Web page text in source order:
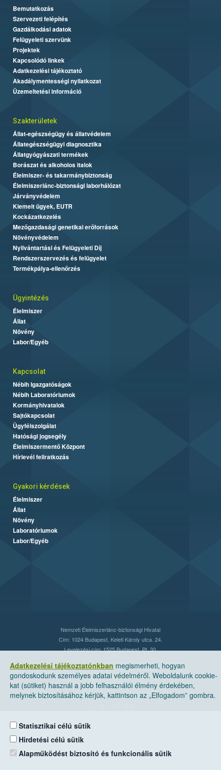
Adatkezelési tájékoztatónkban megismerheti, hogyan
gondoskodunk személyes adatai védelméről. Weboldalunk cookie-
kat (sütiket) használ a jobb felhasználói élmény érdekében,
melynek biztosításához kérjük, kattintson az „Elfogadom” gombra.
Statisztikai célú sütik
Hirdetési célú sütik
Alapműködést biztosító és funkcionális sütik
Bemutatkozás
Szervezeti felépítés
Gazdálkodási adatok
Felügyeleti szervünk
Projektek
Kapcsolódó linkek
Adatkezelési tájékoztató
Akadálymentességi nyilatkozat
Üzemeltetési információ
Szakterületek
Állat-egészségügy és állatvédelem
Állategészségügyi diagnosztika
Állatgyógyászati termékek
Borászat és alkoholos italok
Élelmiszer- és takarmánybiztonság
Élelmiszerlánc-biztonsági laborhálózat
Járványvédelem
Kiemelt ügyek, EUTR
Kockázatkezelés
Mezőgazdasági genetikai erőforrások
Növényvédelem
Nyilvántartási és Felügyeleti Díj
Rendszerszervezés és felügyelet
Termékpálya-ellenőrzés
Ügyintézés
Élelmiszer
Állat
Növény
Labor/Egyéb
Kapcsolat
Nébih Igazgatóságok
Nébih Laboratóriumok
Kormányhivatalok
Sajtókapcsolat
Ügyfélszolgálat
Hatósági jogsegély
Élelmiszermentő Központ
Hírlevél feliratkozás
Gyakori kérdések
Élelmiszer
Állat
Növény
Laboratóriumok
Labor/Egyéb
Nemzeti Élelmiszerlánc-biztonsági Hivatal
Cím: 1024 Budapest, Keleti Károly utca. 24.
Levelezési cím: 1525 Budapest. Pf. 30.
E-mail:ugyfelszolgalat@nebih.gov.hu
Zöld szám: 06-80/263-244
Telefon: 06-1/ 336-9000